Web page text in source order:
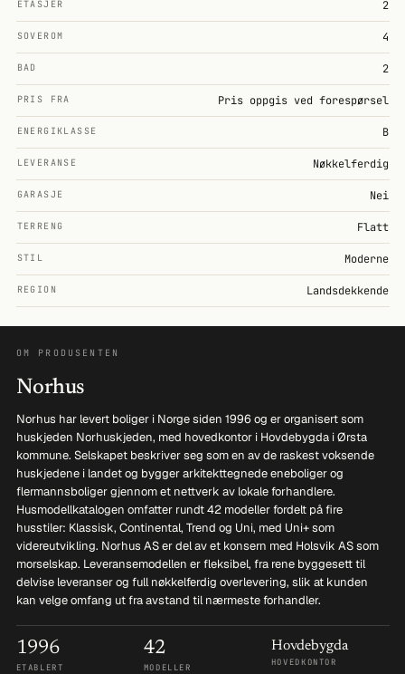
ETASJER 2
SOVEROM 4
BAD 2
PRIS FRA Pris oppgis ved forespørsel
ENERGIKLASSE B
LEVERANSE Nøkkelferdig
GARASJE Nei
TERRENG Flatt
STIL Moderne
REGION Landsdekkende
OM PRODUSENTEN
Norhus
Norhus har levert boliger i Norge siden 1996 og er organisert som
huskjeden Norhuskjeden, med hovedkontor i Hovdebygda i Ørsta
kommune. Selskapet beskriver seg som en av de raskest voksende
huskjedene i landet og bygger arkitekttegnede eneboliger og
flermannsboliger gjennom et nettverk av lokale forhandlere.
Husmodellkatalogen omfatter rundt 42 modeller fordelt på fire
husstiler: Klassisk, Continental, Trend og Uni, med Uni+ som
videreutvikling. Norhus AS er del av et konsern med Holsvik AS som
morselskap. Leveransemodellen er fleksibel, fra rene byggesett til
delvise leveranser og full nøkkelferdig overlevering, slik at kunden
kan velge omfang ut fra avstand til nærmeste forhandler.
1996
ETABLERT
42
MODELLER
Hovdebygda
HOVEDKONTOR